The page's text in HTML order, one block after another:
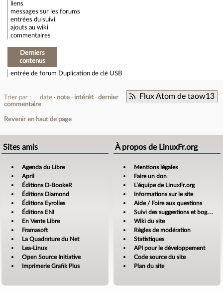
liens
messages sur les forums
entrées du suivi
ajouts au wiki
commentaires
Derniers
contenus
entrée de forum Duplication de clé USB
Flux Atom de taow13
Trier par : date note intérêt
dernier
commentaire
Revenir en haut de page
Sites amis
Agenda du Libre
April
Éditions D-BookeR
Éditions Diamond
Éditions Eyrolles
Éditions ENI
En Vente Libre
Framasoft
La Quadrature du Net
Lea-Linux
Open Source Initiative
Imprimerie Grafik Plus
À propos de LinuxFr.org
Mentions légales
Faire un don
L’équipe de LinuxFr.org
Informations sur le site
Aide / Foire aux questions
Suivi des suggestions et bogues
Wiki du site
Règles de modération
Statistiques
API pour le développement
Code source du site
Plan du site